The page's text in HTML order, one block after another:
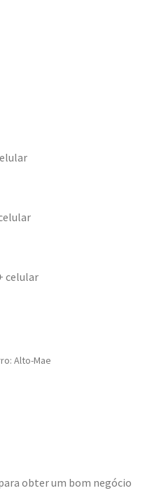
celular
Alto-Mae
obter um bom negócio